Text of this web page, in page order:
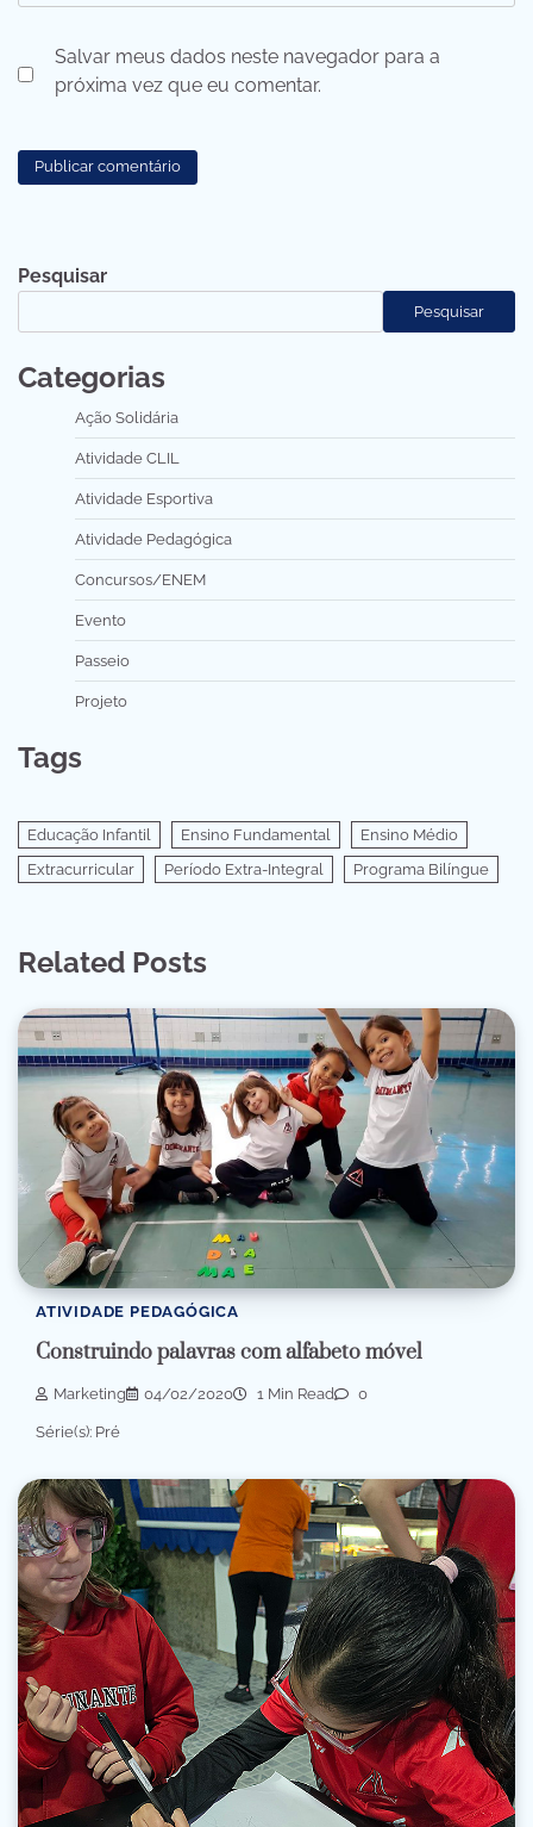
Salvar meus dados neste navegador para a
próxima vez que eu comentar.
Pesquisar
Pesquisar
Categorias
Ação Solidária
Atividade CLIL
Atividade Esportiva
Atividade Pedagógica
Concursos/ENEM
Evento
Passeio
Projeto
Tags
Educação Infantil Ensino Fundamental
Ensino Médio
Extracurricular
Período Extra-Integral Programa Bilíngue
Related Posts
ATIVIDADE PEDAGÓGICA
Construindo palavras com alfabeto móvel
Marketing 04/02/2020 1 Min Read 0
Série(s): Pré